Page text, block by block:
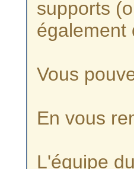
supports
également
Vous
En vous
L'équipe